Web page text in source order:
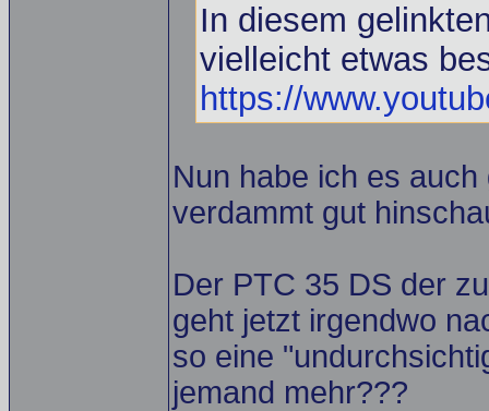
In diesem
vielleicht etwas
https://
Nun habe ich es
verdammt gut
Der PTC 35 DS der
geht jetzt irgendwo
so eine
jemand mehr???